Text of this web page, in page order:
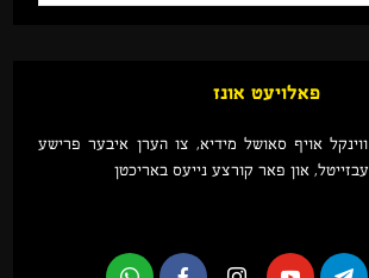
פאלויעט אונז
אויף סאושל מידיא, צו הערן איבער פרישע
און פאר קורצע נייעס באריכטן